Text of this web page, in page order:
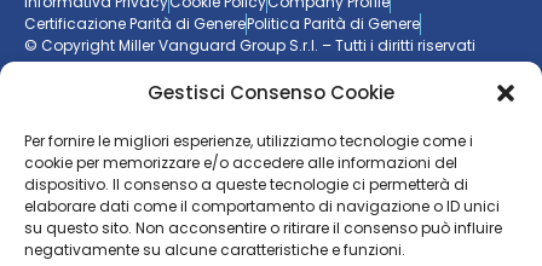
Gestisci Consenso Cookie
Per fornire le migliori esperienze, utilizziamo tecnologie come i
cookie per memorizzare e/o accedere alle informazioni del
dispositivo. Il consenso a queste tecnologie ci permetterà di
elaborare dati come il comportamento di navigazione o ID unici
su questo sito. Non acconsentire o ritirare il consenso può influire
negativamente su alcune caratteristiche e funzioni.
Certificazione Parità di GenerePolitica Parità di Genere
© Copyright Miller Vanguard Group S.r.l. – Tutti i diritti riservati
Vuoi essere aggiornato sul mondo delle imprese?
Resta sempre un passo avanti con la nostranewsletter
ISCRIVITI ALLA NEWSLETTER